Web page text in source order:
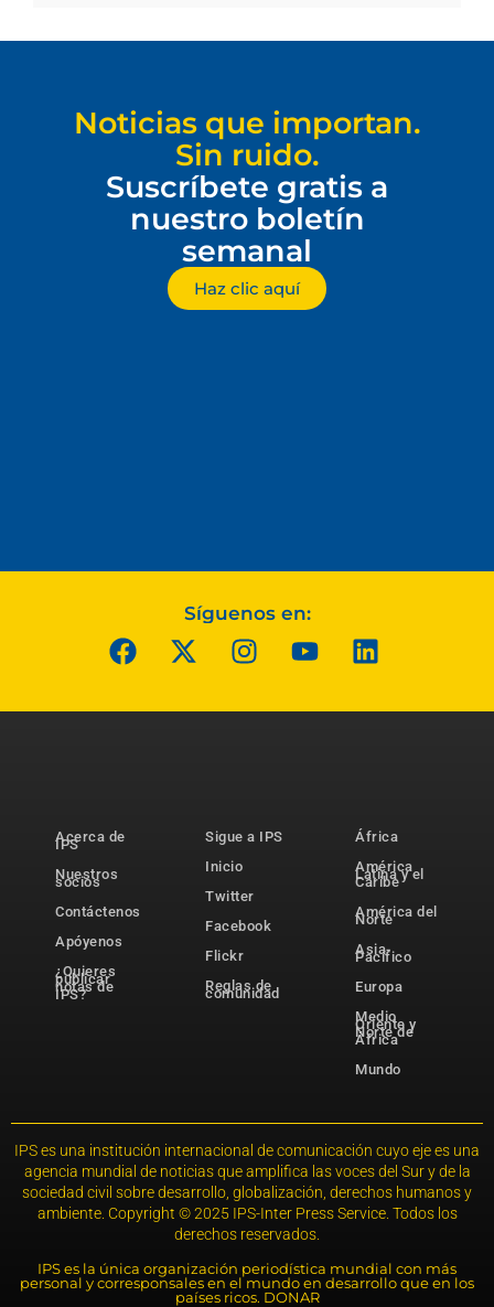
Noticias que importan.
Sin ruido.
Suscríbete gratis a
nuestro boletín
semanal
Haz clic aquí
Síguenos en:
Acerca de
IPS
Nuestros
socios
Contáctenos
Apóyenos
¿Quieres
publicar
notas de
IPS?
Sigue a IPS
Inicio
Twitter
Facebook
Flickr
Reglas de
comunidad
África
América
Latina y el
Caribe
América del
Norte
Asia-
Pacífico
Europa
Medio
Oriente y
Norte de
África
Mundo
IPS es una institución internacional de comunicación cuyo eje es una
agencia mundial de noticias que amplifica las voces del Sur y de la
sociedad civil sobre desarrollo, globalización, derechos humanos y
ambiente. Copyright © 2025 IPS-Inter Press Service. Todos los
derechos reservados.
IPS es la única organización periodística mundial con más
personal y corresponsales en el mundo en desarrollo que en los
países ricos. DONAR